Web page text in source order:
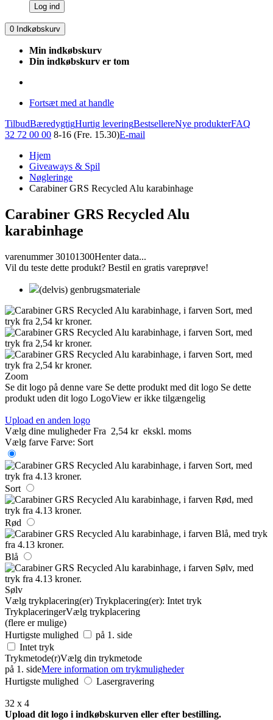
Log ind
0 Indkøbskurv
Min indkøbskurv
Din indkøbskurv er tom
Fortsæt med at handle
TilbudBæredygtigHurtig leveringBestsellereNye produkterFAQ
32 72 00 00 8-16 (Fre. 15.30)E-mail
Hjem
Giveaways & Spil
Nøgleringe
Carabiner GRS Recycled Alu karabinhage
Carabiner GRS Recycled Alu
karabinhage
varenummer 30101300Henter data...
Vil du teste dette produkt? Bestil en gratis vareprøve!
(delvis) genbrugsmateriale
Zoom
Se dit logo på denne vare Se dette produkt med dit logo Se dette
produkt uden dit logo LogoView er ikke tilgængelig
Upload en anden logo
Vælg dine muligheder Fra 2,54 kr ekskl. moms
Vælg farve Farve: Sort
Sort
Rød
Blå
Sølv
Vælg trykplacering(er) Trykplacering(er): Intet tryk
TrykplaceringerVælg trykplacering
(flere er mulige)
Hurtigste mulighed
på 1. side
Intet tryk
Trykmetode(r)Vælg din trykmetode
på 1. sideMere information om trykmuligheder
Hurtigste mulighed
Lasergravering
32 x 4
Upload dit logo i indkøbskurven eller efter bestilling.